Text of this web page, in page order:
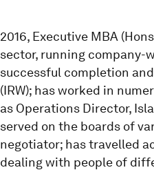
2016, Executive MBA
sector, running
successful completion
(IRW); has worked in
as Operations Director,
served on the boards of
negotiator; has travelled
dealing with people of